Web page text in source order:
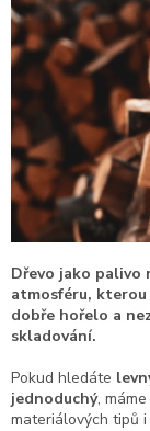
Dřevo jako palivo
atmosféru, kterou
dobře hořelo a
skladování.
Pokud hledáte
jednoduchý,
materiálových tipů